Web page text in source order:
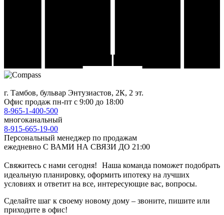
г. Тамбов, бульвар Энтузиастов, 2К, 2 эт.
Офис продаж пн-пт с 9:00 до 18:00
8-965-1-400-500
многоканальный
8-915-665-19-00
Персональный менеджер по продажам
ежедневно С ВАМИ НА СВЯЗИ ДО 21:00
Свяжитесь с нами сегодня! Наша команда поможет подобрать
идеальную планировку, оформить ипотеку на лучших
условиях и ответит на все, интересующие вас, вопросы.
Сделайте шаг к своему новому дому – звоните, пишите или
приходите в офис!